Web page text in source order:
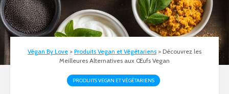
Végan By Love > Produits Vegan et Végétariens > Découvrez les
Meilleures Alternatives aux Œufs Vegan
PRODUITS VEGAN ET VÉGÉTARIENS